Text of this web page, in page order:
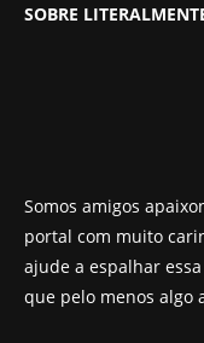
SOBRE
Somos amigos
portal com muito
ajude a espalhar
que pelo menos algo